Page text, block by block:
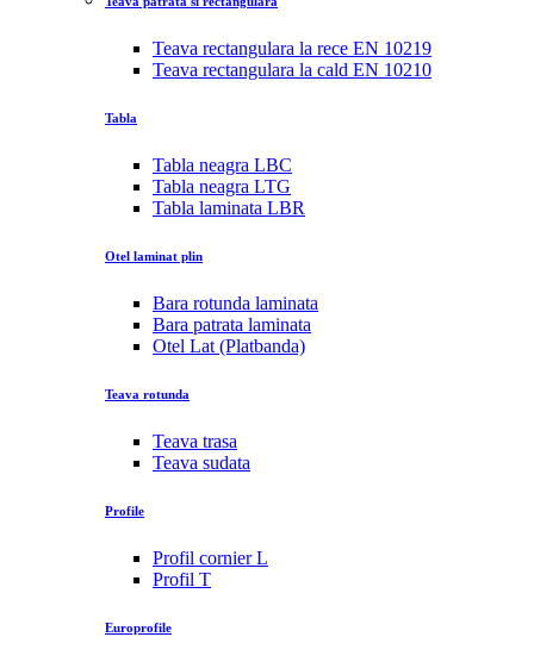
Teava rectangulara la rece EN 10219
Teava rectangulara la cald EN 10210
Tabla
Tabla neagra LBC
Tabla neagra LTG
Tabla laminata LBR
Otel laminat plin
Bara rotunda laminata
Bara patrata laminata
Otel Lat (Platbanda)
Teava rotunda
Teava trasa
Teava sudata
Profile
Profil cornier L
Profil T
Europrofile